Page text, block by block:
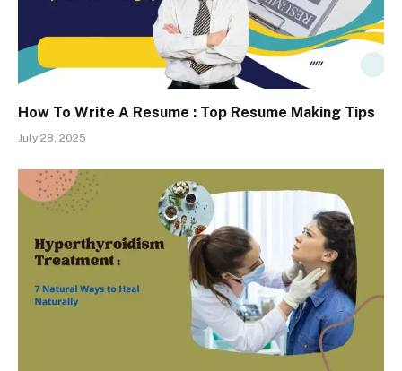
How To Write A Resume : Top Resume Making Tips
July 28, 2025